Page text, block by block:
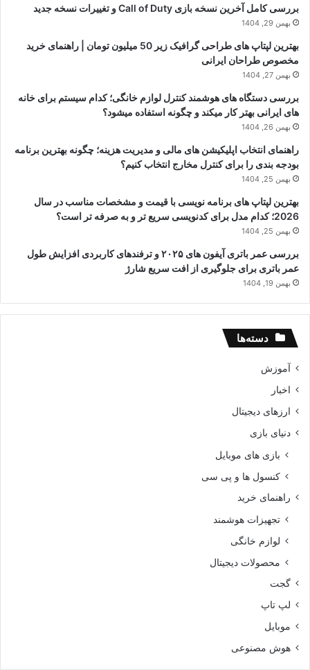
بررسی کامل آخرین نسخه بازی Call of Duty و تغییرات نسخه جدید
بهمن 29, 1404
بهترین لپتاپ های طراحی گرافیک زیر 50 میلیون تومان | راهنمای خرید
مخصوص طراحان ایرانی
بهمن 27, 1404
بررسی دستگاه های هوشمند کنترل لوازم خانگی؛ کدام سیستم برای خانه
های ایرانی بهتر کار میکند و چگونه استفاده میشود؟
بهمن 26, 1404
راهنمای انتخاب اپلیکیشن های مالی و مدیریت هزینه؛ چگونه بهترین برنامه
بودجه بندی را برای کنترل مخارج انتخاب کنیم؟
بهمن 25, 1404
بهترین لپتاپ های برنامه نویسی با قیمت و مشخصات مناسب در سال
2026؛ کدام مدل برای کدنویسی سریع تر و به صرفه تر است؟
بهمن 25, 1404
بررسی عمر باتری آیفون های ۲۰۲۵ و ترفندهای کاربردی افزایش طول
عمر باتری برای جلوگیری از افت سریع شارژ
بهمن 19, 1404
دسته‌ها
آموزش
اخبار
ارزهای دیجیتال
دنیای بازی
بازی های موبایل
کنسول ها و پی سی
راهنمای خرید
تجهیزات هوشمند
لوازم خانگی
محصولات دیجیتال
گجت
لپ تاپ
موبایل
هوش مصنوعی